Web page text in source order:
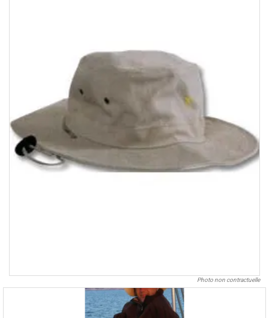
Photo non contractuelle